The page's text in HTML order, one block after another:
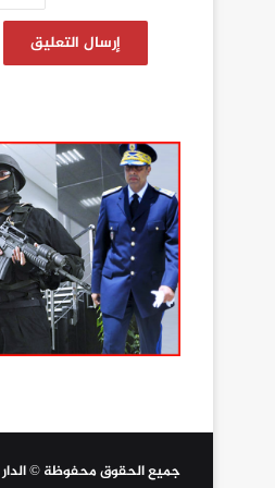
جميع الحقوق محفوظة © الدار 2026